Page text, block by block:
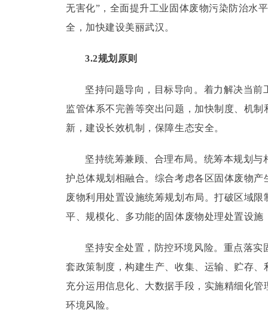
无害化”，全面提升工业固体废物污染防治水
全，加快建设美丽武汉。
3.2规划原则
坚持问题导向，目标导向。 着力解决当前
监管体系不完善等突出问题，加快制度、机
新，建设长效机制，保障生态安全。
坚持统筹兼顾、合理布局。 统筹本规划与
护总体规划相融合。 综合考虑各区固体废物产
废物利用处置设施统筹规划布局。打破区域限
平、规模化、多功能的固体废物处理处置设施
坚持安全处置，防控环境风险。 重点落实
套政策制度，构建生产、收集、运输、贮存
充分运用信息化、大数据手段，实施精细化
环境风险。